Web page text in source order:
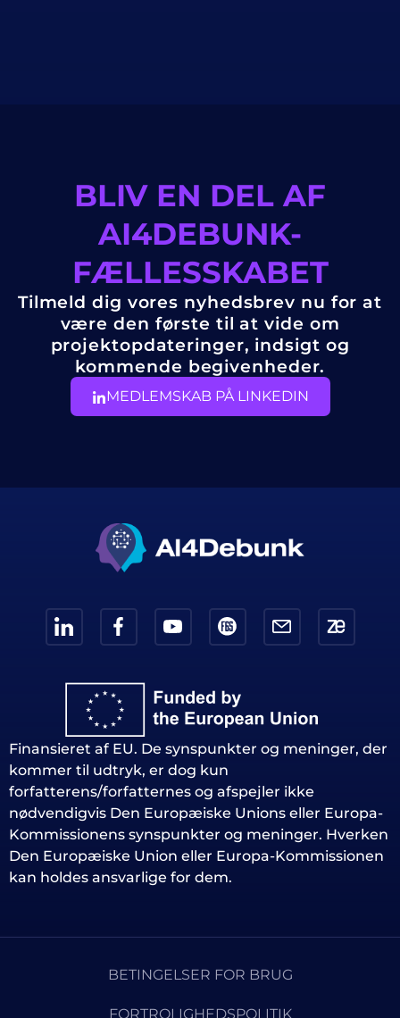
BLIV EN DEL AF
AI4DEBUNK-
FÆLLESSKABET
Tilmeld dig vores nyhedsbrev nu for at
være den første til at vide om
projektopdateringer, indsigt og
kommende begivenheder.
MEDLEMSKAB PÅ LINKEDIN
Finansieret af EU. De synspunkter og meninger, der
kommer til udtryk, er dog kun
forfatterens/forfatternes og afspejler ikke
nødvendigvis Den Europæiske Unions eller Europa-
Kommissionens synspunkter og meninger. Hverken
Den Europæiske Union eller Europa-Kommissionen
kan holdes ansvarlige for dem.
BETINGELSER FOR BRUG
FORTROLIGHEDSPOLITIK